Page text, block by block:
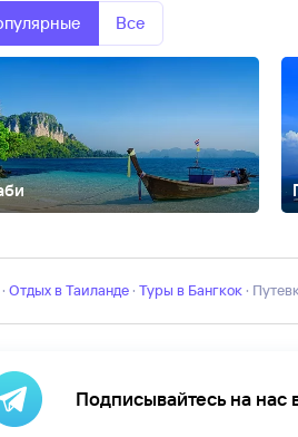
Все
· Отдых в Таиланде · Туры в Бангкок ·
Подписывайтесь на нас